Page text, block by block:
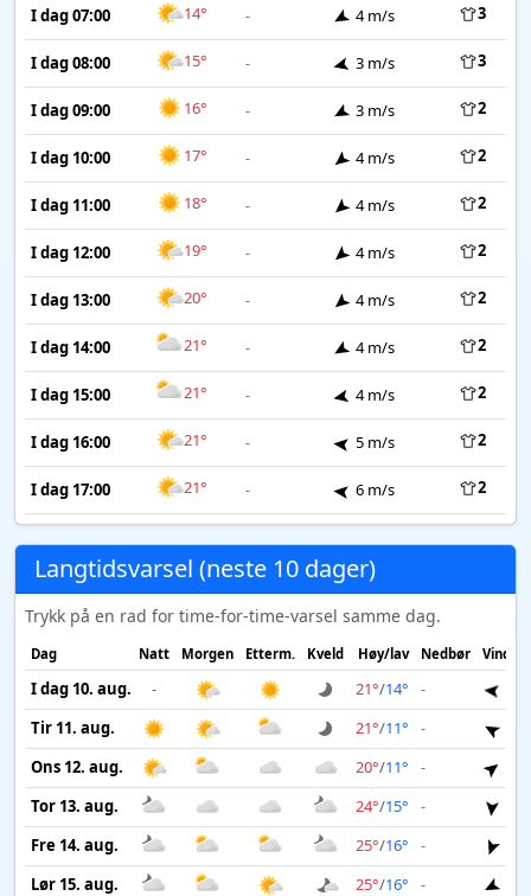
I dag 07:00 14° - 4 m/s 3
I dag 08:00 15° - 3 m/s 3
I dag 09:00 16° - 3 m/s 2
I dag 10:00 17° - 4 m/s 2
I dag 11:00 18° - 4 m/s 2
I dag 12:00 19° - 4 m/s 2
I dag 13:00 20° - 4 m/s 2
I dag 14:00 21° - 4 m/s 2
I dag 15:00 21° - 4 m/s 2
I dag 16:00 21° - 5 m/s 2
I dag 17:00 21° - 6 m/s 2
Langtidsvarsel (neste 10 dager)
Trykk på en rad for time-for-time-varsel samme dag.
Dag Natt Morgen Etterm. Kveld Høy/lav Nedbør Vind
I dag 10. aug. - 21°/14° -
Tir 11. aug.
21°/11° -
Ons 12. aug.
20°/11° -
Tor 13. aug.
24°/15° -
Fre 14. aug.
25°/16° -
Lør 15. aug.
25°/16° -